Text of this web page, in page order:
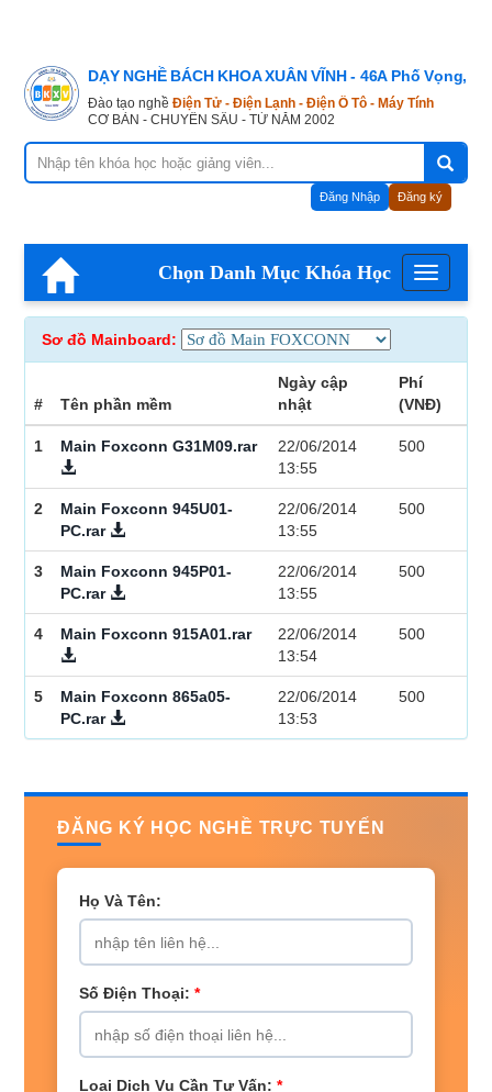
DẠY NGHỀ BÁCH KHOA XUÂN VĨNH - 46A Phố Vọng,
Đào tạo nghề Điện Tử - Điện Lạnh - Điện Ô Tô - Máy Tính
CƠ BẢN - CHUYÊN SÂU - TỪ NĂM 2002
Đăng Nhập Đăng ký
Menu
Chọn Danh Mục Khóa Học
Sơ đồ Mainboard:
# Tên phần mềm
Ngày cập
nhật
Phí
(VNĐ)
1 Main Foxconn G31M09.rar
22/06/2014
13:55
500
2
Main Foxconn 945U01-
PC.rar
22/06/2014
13:55
500
3
Main Foxconn 945P01-
PC.rar
22/06/2014
13:55
500
4 Main Foxconn 915A01.rar
22/06/2014
13:54
500
5
Main Foxconn 865a05-
PC.rar
22/06/2014
13:53
500
ĐĂNG KÝ HỌC NGHỀ TRỰC TUYẾN
Họ Và Tên:
Số Điện Thoại: *
Loại Dịch Vụ Cần Tư Vấn: *